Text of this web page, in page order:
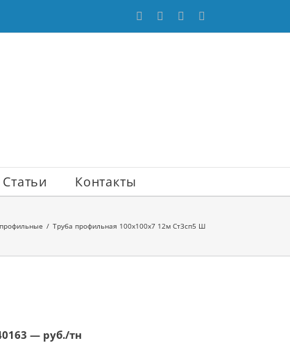
WhatsApp Email
Статьи Контакты
Труба профильная 100х100х7 12м Ст3сп5 Ш
— руб./тн